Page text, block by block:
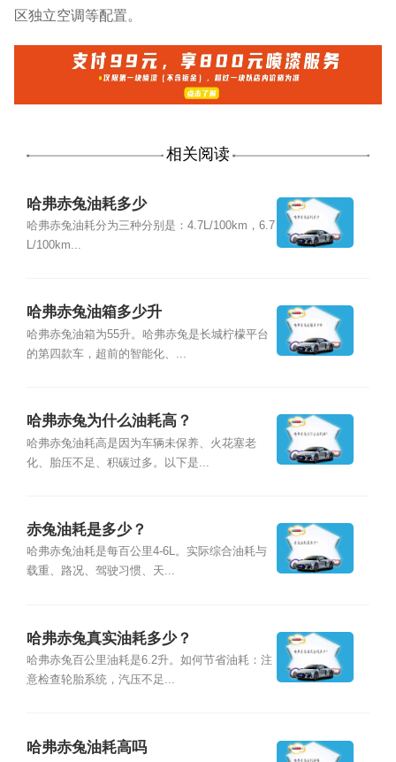
区独立空调等配置。
相关阅读
哈弗赤兔油耗多少
哈弗赤兔油耗分为三种分别是：4.7L/100km，6.7
L/100km...
哈弗赤兔油箱多少升
哈弗赤兔油箱为55升。哈弗赤兔是长城柠檬平台
的第四款车，超前的智能化、...
哈弗赤兔为什么油耗高？
哈弗赤兔油耗高是因为车辆未保养、火花塞老
化、胎压不足、积碳过多。以下是...
赤兔油耗是多少？
哈弗赤兔油耗是每百公里4-6L。实际综合油耗与
载重、路况、驾驶习惯、天...
哈弗赤兔真实油耗多少？
哈弗赤兔百公里油耗是6.2升。如何节省油耗：注
意检查轮胎系统，汽压不足...
哈弗赤兔油耗高吗